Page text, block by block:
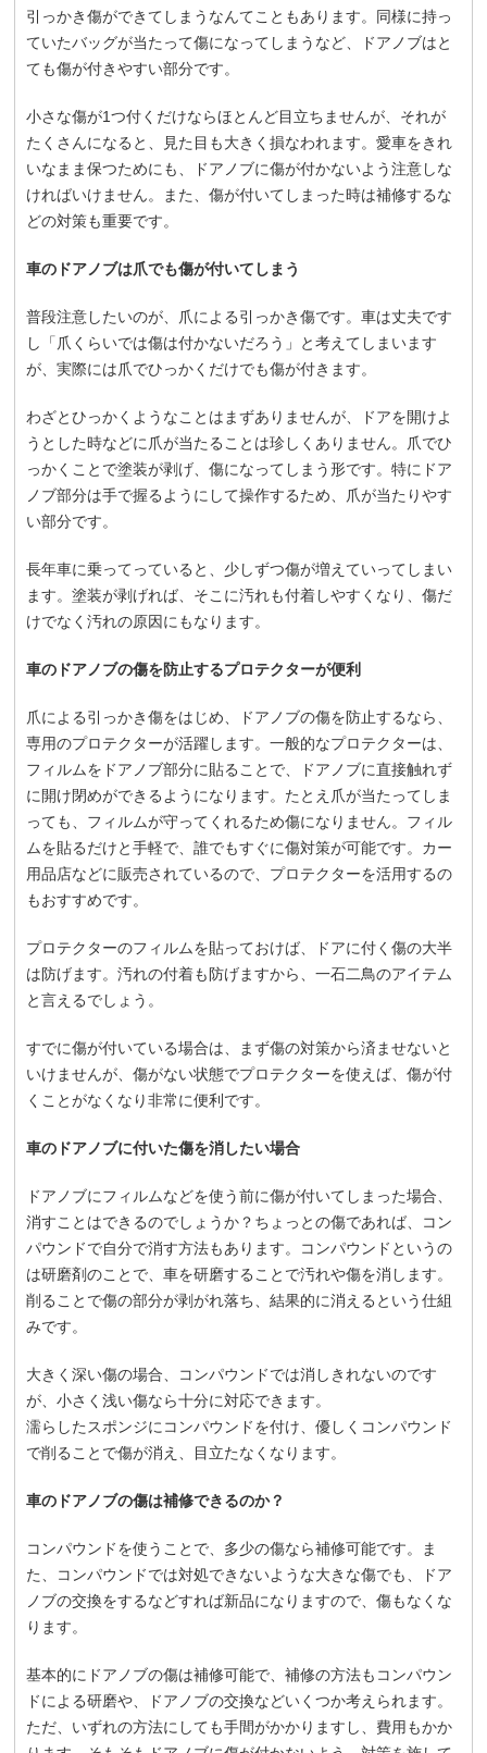
引っかき傷ができてしまうなんてこともあります。同様に持っ
ていたバッグが当たって傷になってしまうなど、ドアノブはと
ても傷が付きやすい部分です。
小さな傷が1つ付くだけならほとんど目立ちませんが、それが
たくさんになると、見た目も大きく損なわれます。愛車をきれ
いなまま保つためにも、ドアノブに傷が付かないよう注意しな
ければいけません。また、傷が付いてしまった時は補修するな
どの対策も重要です。
車のドアノブは爪でも傷が付いてしまう
普段注意したいのが、爪による引っかき傷です。車は丈夫です
し「爪くらいでは傷は付かないだろう」と考えてしまいます
が、実際には爪でひっかくだけでも傷が付きます。
わざとひっかくようなことはまずありませんが、ドアを開けよ
うとした時などに爪が当たることは珍しくありません。爪でひ
っかくことで塗装が剥げ、傷になってしまう形です。特にドア
ノブ部分は手で握るようにして操作するため、爪が当たりやす
い部分です。
長年車に乗ってっていると、少しずつ傷が増えていってしまい
ます。塗装が剥げれば、そこに汚れも付着しやすくなり、傷だ
けでなく汚れの原因にもなります。
車のドアノブの傷を防止するプロテクターが便利
爪による引っかき傷をはじめ、ドアノブの傷を防止するなら、
専用のプロテクターが活躍します。一般的なプロテクターは、
フィルムをドアノブ部分に貼ることで、ドアノブに直接触れず
に開け閉めができるようになります。たとえ爪が当たってしま
っても、フィルムが守ってくれるため傷になりません。フィル
ムを貼るだけと手軽で、誰でもすぐに傷対策が可能です。カー
用品店などに販売されているので、プロテクターを活用するの
もおすすめです。
プロテクターのフィルムを貼っておけば、ドアに付く傷の大半
は防げます。汚れの付着も防げますから、一石二鳥のアイテム
と言えるでしょう。
すでに傷が付いている場合は、まず傷の対策から済ませないと
いけませんが、傷がない状態でプロテクターを使えば、傷が付
くことがなくなり非常に便利です。
車のドアノブに付いた傷を消したい場合
ドアノブにフィルムなどを使う前に傷が付いてしまった場合、
消すことはできるのでしょうか？ちょっとの傷であれば、コン
パウンドで自分で消す方法もあります。コンパウンドというの
は研磨剤のことで、車を研磨することで汚れや傷を消します。
削ることで傷の部分が剥がれ落ち、結果的に消えるという仕組
みです。
大きく深い傷の場合、コンパウンドでは消しきれないのです
が、小さく浅い傷なら十分に対応できます。
濡らしたスポンジにコンパウンドを付け、優しくコンパウンド
で削ることで傷が消え、目立たなくなります。
車のドアノブの傷は補修できるのか？
コンパウンドを使うことで、多少の傷なら補修可能です。ま
た、コンパウンドでは対処できないような大きな傷でも、ドア
ノブの交換をするなどすれば新品になりますので、傷もなくな
ります。
基本的にドアノブの傷は補修可能で、補修の方法もコンパウン
ドによる研磨や、ドアノブの交換などいくつか考えられます。
ただ、いずれの方法にしても手間がかかりますし、費用もかか